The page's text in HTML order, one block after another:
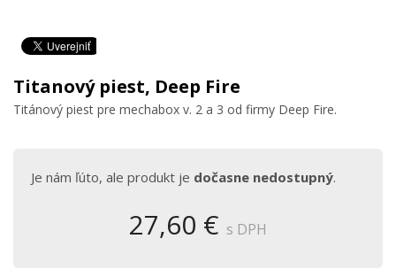
Titanový piest, Deep Fire
Titánový piest pre mechabox v. 2 a 3 od firmy Deep Fire.
Je nám ľúto, ale produkt je dočasne nedostupný.
27,60 € s DPH